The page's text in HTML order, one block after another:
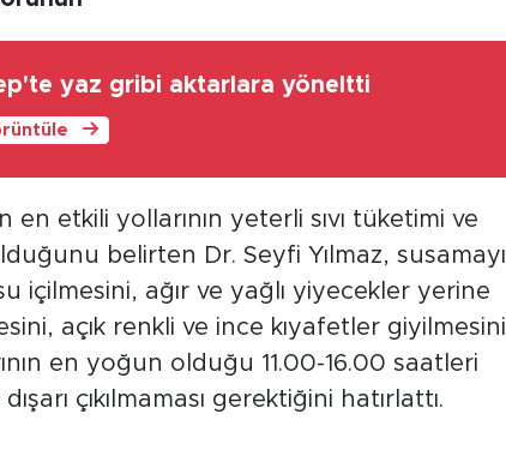
yaz gribi aktarlara yöneltti
en etkili yollarının yeterli sıvı tüketimi ve
belirten Dr. Seyfi Yılmaz, susamayı
içilmesini, ağır ve yağlı yiyecekler yerine
açık renkli ve ince kıyafetler giyilmesini
en yoğun olduğu 11.00-16.00 saatleri
çıkılmaması gerektiğini hatırlattı.